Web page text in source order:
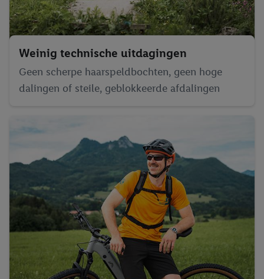
Weinig technische uitdagingen
Geen scherpe haarspeldbochten, geen hoge
dalingen of steile, geblokkeerde afdalingen